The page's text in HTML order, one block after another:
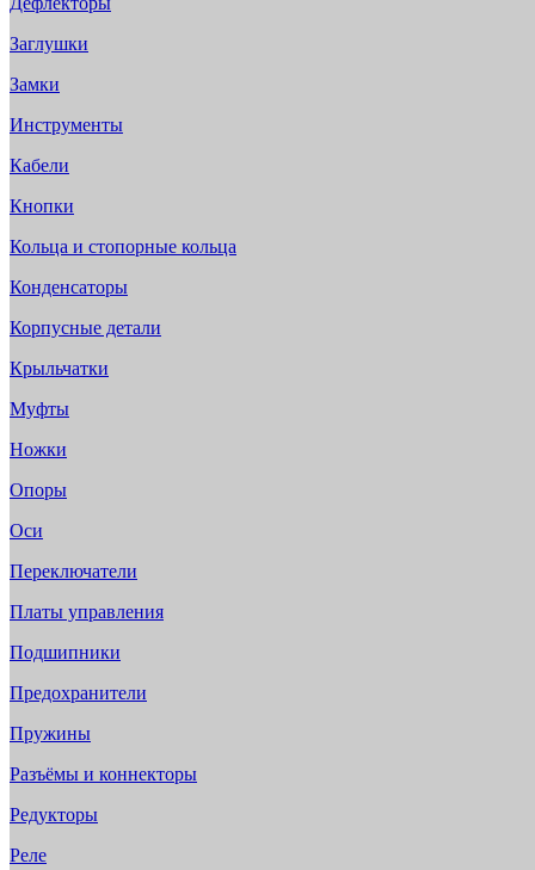
Заглушки
Замки
Инструменты
Кабели
Кнопки
Кольца и стопорные кольца
Конденсаторы
Корпусные детали
Крыльчатки
Муфты
Ножки
Опоры
Оси
Переключатели
Платы управления
Подшипники
Предохранители
Пружины
Разъёмы и коннекторы
Редукторы
Реле